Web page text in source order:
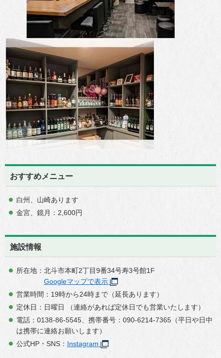
おすすめメニュー
白州、山崎あります
金宮、鏡月：2,600円
施設情報
所在地：北斗市本町2丁目9番34号寿3号館1F
Googleマップで表示
営業時間：19時から24時まで（延長あります）
定休日：日曜日 （連絡があれば定休日でも営業いたします）
電話：0138-86-5545、携帯番号：090-6214-7365（平日や日中
は携帯に連絡お願いします）
公式HP・SNS： Instagram